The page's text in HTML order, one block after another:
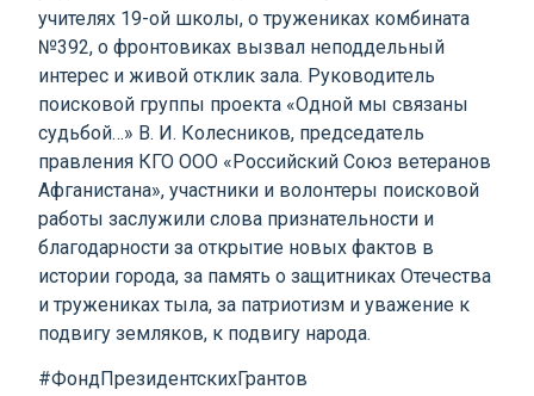
учителях 19-ой школы, о тружениках комбината
№392, о фронтовиках вызвал неподдельный
интерес и живой отклик зала. Руководитель
поисковой группы проекта «Одной мы связаны
судьбой…» В. И. Колесников, председатель
правления КГО ООО «Российский Союз ветеранов
Афганистана», участники и волонтеры поисковой
работы заслужили слова признательности и
благодарности за открытие новых фактов в
истории города, за память о защитниках Отечества
и тружениках тыла, за патриотизм и уважение к
подвигу земляков, к подвигу народа.
#ФондПрезидентскихГрантов